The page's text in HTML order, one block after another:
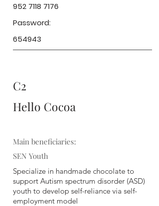
952 7118 7176
Password:
654943
C2
Hello Cocoa
Main beneficiaries:
SEN Youth
Specialize in handmade chocolate to
support Autism spectrum disorder (ASD)
youth to develop self-reliance via self-
employment model